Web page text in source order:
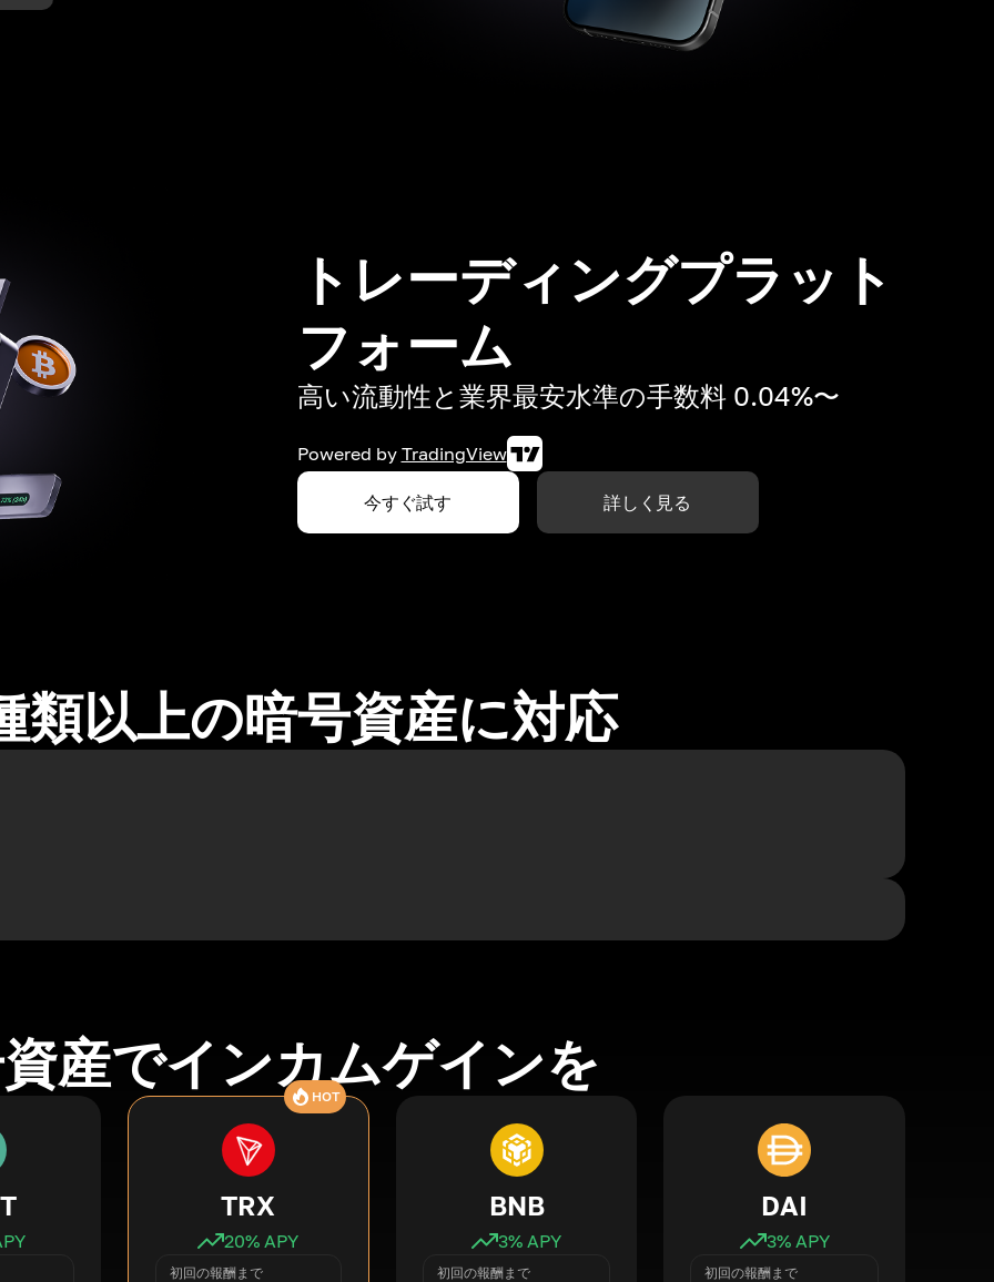
トレーディングプラット
フォーム
高い流動性と業界最安水準の手数料 0.04%〜
Powered by TradingView
今すぐ試す 詳しく見る
類以上の暗号資産に対応
産でインカムゲインを
HOT
TRX
20% APY
初回の報酬まで
BNB
3% APY
初回の報酬まで
DAI
3% APY
初回の報酬まで